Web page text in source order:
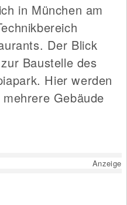
in München am
Der Blick
Baustelle des
Hier werden
Gebäude
Anzeige